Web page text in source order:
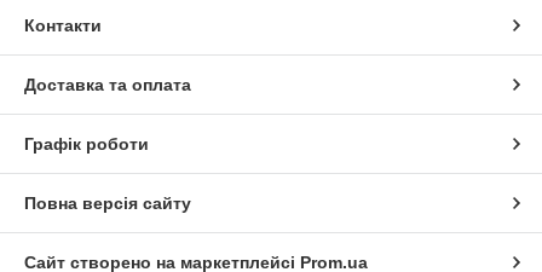
Контакти
Доставка та оплата
Графік роботи
Повна версія сайту
Сайт створено на маркетплейсі Prom.ua